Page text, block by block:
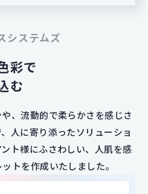
システムズ
彩で
む
、流動的で柔らかさを感じさ
人に寄り添ったソリューショ
ト様にふさわしい、人肌を感
トを作成いたしました。